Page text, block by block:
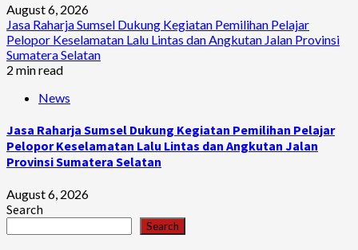
August 6, 2026
Jasa Raharja Sumsel Dukung Kegiatan Pemilihan Pelajar
Pelopor Keselamatan Lalu Lintas dan Angkutan Jalan Provinsi
Sumatera Selatan
2 min read
News
Jasa Raharja Sumsel Dukung Kegiatan Pemilihan Pelajar
Pelopor Keselamatan Lalu Lintas dan Angkutan Jalan
Provinsi Sumatera Selatan
August 6, 2026
Search
Search